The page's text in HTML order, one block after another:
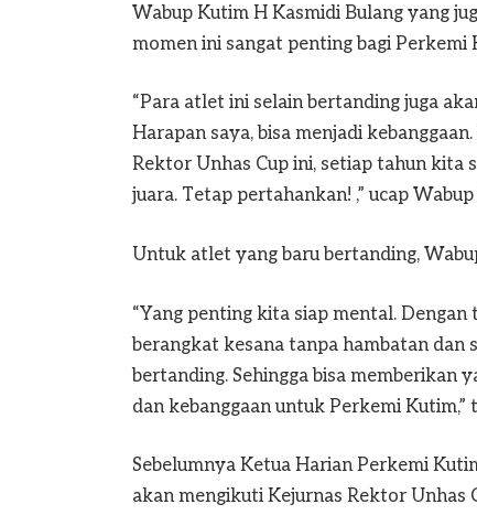
Wabup Kutim H Kasmidi Bulang yang
momen ini sangat penting bagi Perkemi
“Para atlet ini selain bertanding juga
Harapan saya, bisa menjadi
Rektor Unhas Cup ini, setiap tahun kita
juara. Tetap pertahankan! ,” ucap
Untuk atlet yang baru bertanding,
“Yang penting kita siap mental.
berangkat kesana tanpa hambatan dan
bertanding. Sehingga bisa memberikan
dan kebanggaan untuk Perkemi Kutim,”
Sebelumnya Ketua Harian Perkemi
akan mengikuti Kejurnas Rektor Unhas